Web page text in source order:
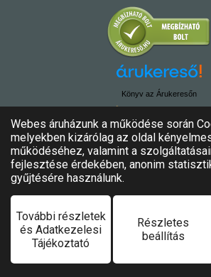
Könyv az Árukeresőn
Minden jog fenntartva!
Felhasználási feltételek